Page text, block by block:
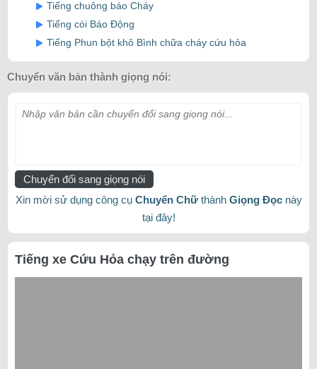
Tiếng chuông báo Cháy
Tiếng còi Báo Động
Tiếng Phun bột khô Bình chữa cháy cứu hỏa
Chuyển văn bản thành giọng nói:
Nhập văn bản cần chuyển đổi sang giọng nói...
Chuyển đổi sang giọng nói
Xin mời sử dụng công cụ Chuyển Chữthành Giọng Đọcnày
tại đây!
Tiếng xe Cứu Hỏa chạy trên đường